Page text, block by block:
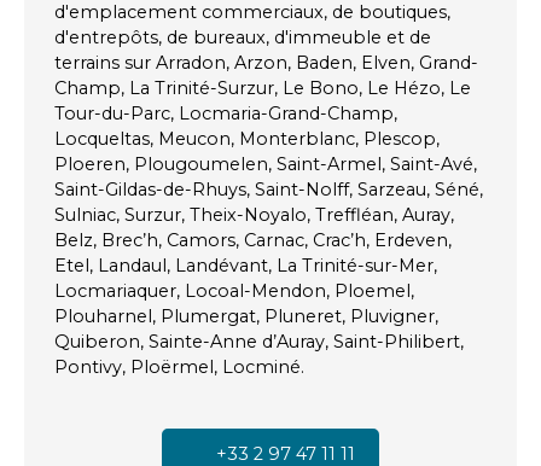
d'emplacement commerciaux, de boutiques,
d'entrepôts, de bureaux, d'immeuble et de
terrains sur Arradon, Arzon, Baden, Elven, Grand-
Champ, La Trinité-Surzur, Le Bono, Le Hézo, Le
Tour-du-Parc, Locmaria-Grand-Champ,
Locqueltas, Meucon, Monterblanc, Plescop,
Ploeren, Plougoumelen, Saint-Armel, Saint-Avé,
Saint-Gildas-de-Rhuys, Saint-Nolff, Sarzeau, Séné,
Sulniac, Surzur, Theix-Noyalo, Treffléan, Auray,
Belz, Brec’h, Camors, Carnac, Crac’h, Erdeven,
Etel, Landaul, Landévant, La Trinité-sur-Mer,
Locmariaquer, Locoal-Mendon, Ploemel,
Plouharnel, Plumergat, Pluneret, Pluvigner,
Quiberon, Sainte-Anne d’Auray, Saint-Philibert,
Pontivy, Ploërmel, Locminé.
+33 2 97 47 11 11